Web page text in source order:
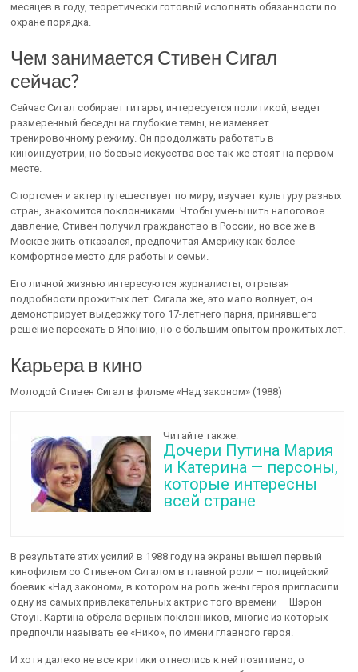
месяцев в году, теоретически готовый исполнять обязанности по
охране порядка.
Чем занимается Стивен Сигал
сейчас?
Сейчас Сигал собирает гитары, интересуется политикой, ведет
размеренный беседы на глубокие темы, не изменяет
тренировочному режиму. Он продолжать работать в
киноиндустрии, но боевые искусства все так же стоят на первом
месте.
Спортсмен и актер путешествует по миру, изучает культуру разных
стран, знакомится поклонниками. Чтобы уменьшить налоговое
давление, Стивен получил гражданство в России, но все же в
Москве жить отказался, предпочитая Америку как более
комфортное место для работы и семьи.
Его личной жизнью интересуются журналисты, отрывая
подробности прожитых лет. Сигала же, это мало волнует, он
демонстрирует выдержку того 17-летнего парня, принявшего
решение переехать в Японию, но с большим опытом прожитых лет.
Карьера в кино
Молодой Стивен Сигал в фильме «Над законом» (1988)
Читайте также:
Дочери Путина Мария
и Катерина — персоны,
которые интересны
всей стране
В результате этих усилий в 1988 году на экраны вышел первый
кинофильм со Стивеном Сигалом в главной роли – полицейский
боевик «Над законом», в котором на роль жены героя пригласили
одну из самых привлекательных актрис того времени – Шэрон
Стоун. Картина обрела верных поклонников, многие из которых
предпочли называть ее «Нико», по имени главного героя.
И хотя далеко не все критики отнеслись к ней позитивно, о